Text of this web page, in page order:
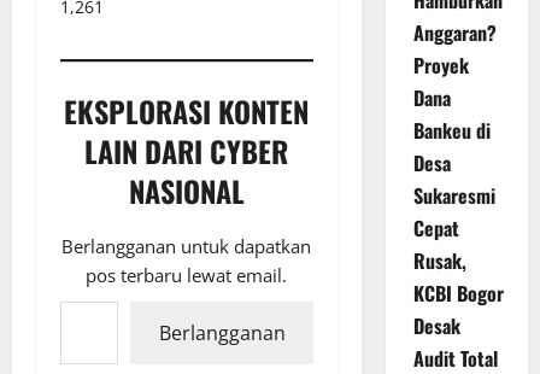
1,261
EKSPLORASI KONTEN
LAIN DARI CYBER
NASIONAL
Berlangganan untuk dapatkan
pos terbaru lewat email.
Ketikkan email Anda...
Berlangganan
Anggaran?
Proyek
Dana
Bankeu di
Desa
Sukaresmi
Cepat
Rusak,
KCBI Bogor
Desak
Audit Total